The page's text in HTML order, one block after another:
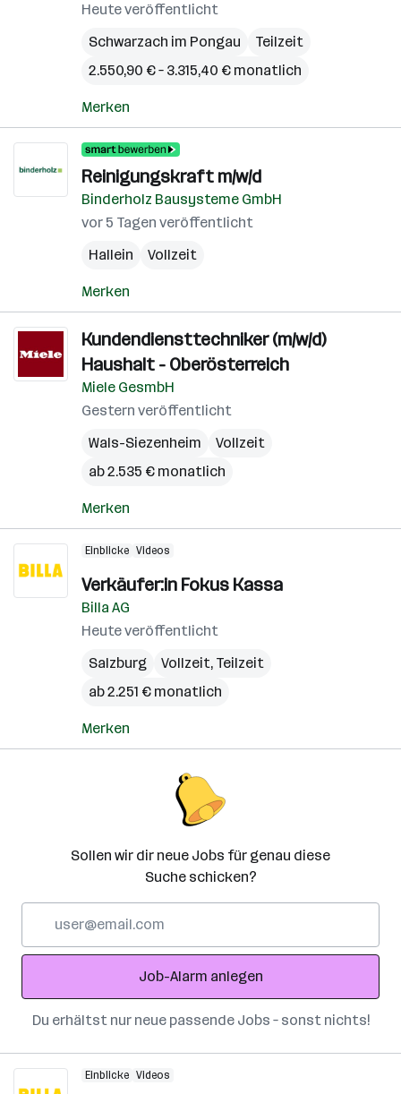
Heute veröffentlicht
Schwarzach im Pongau
Teilzeit
2.550,90 € – 3.315,40 € monatlich
Merken
Reinigungskraft m/w/d
Binderholz Bausysteme GmbH
vor 5 Tagen veröffentlicht
Hallein
Vollzeit
Merken
Kundendiensttechniker (m/w/d)
Haushalt - Oberösterreich
Miele GesmbH
Gestern veröffentlicht
Wals-Siezenheim
Vollzeit
ab 2.535 € monatlich
Merken
Einblicke Videos
Verkäufer:in Fokus Kassa
Billa AG
Heute veröffentlicht
Salzburg
Vollzeit, Teilzeit
ab 2.251 € monatlich
Merken
Sollen wir dir neue Jobs für genau diese
Suche schicken?
Adresse
Job-Alarm anlegen
Du erhältst nur neue passende Jobs – sonst nichts!
Einblicke Videos